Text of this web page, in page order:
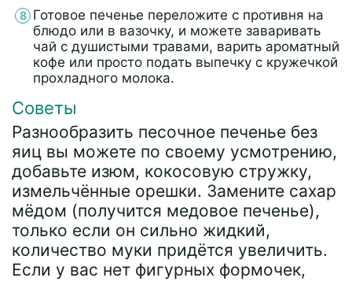
Готовое печенье переложите с противня на
блюдо или в вазочку, и можете заваривать
чай с душистыми травами, варить ароматный
кофе или просто подать выпечку с кружечкой
прохладного молока.
Советы
Разнообразить песочное печенье без
яиц вы можете по своему усмотрению,
добавьте изюм, кокосовую стружку,
измельчённые орешки. Замените сахар
мёдом (получится медовое печенье),
только если он сильно жидкий,
количество муки придётся увеличить.
Если у вас нет фигурных формочек,